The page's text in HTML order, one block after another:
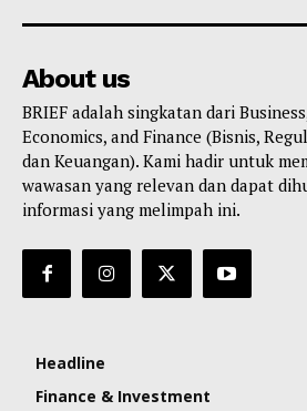
About us
BRIEF adalah singkatan dari
Economics, and Finance (Bisnis,
dan Keuangan). Kami hadir untuk
wawasan yang relevan dan dapat
informasi yang melimpah ini.
Headline
Finance & Investment